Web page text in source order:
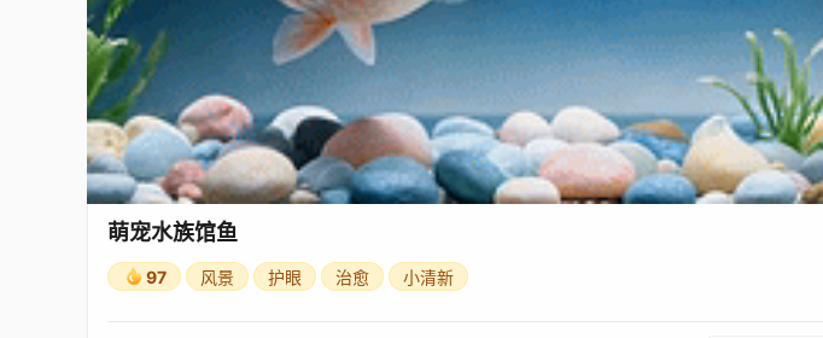
萌宠水族馆鱼
97 风景 护眼 治愈 小清新